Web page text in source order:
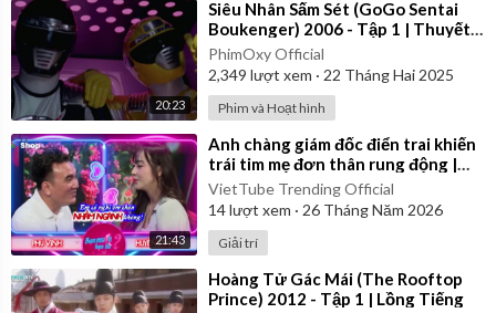
20:23
⁣Siêu Nhân Sấm Sét (GoGo Sentai
Boukenger) 2006 - Tập 1 | Thuyết
Minh
PhimOxy Official
2,349 lượt xem · 22 Tháng Hai 2025
Phim và Hoạt hình
21:43
⁣Anh chàng giám đốc điển trai khiến
trái tim mẹ đơn thân rung động |
Bạn Muốn Hẹn Hò
VietTube Trending Official
14lượt xem · 26 Tháng Năm 2026
Giải trí
⁣Hoàng Tử Gác Mái (The Rooftop
Prince) 2012 - Tập 1 | Lồng Tiếng